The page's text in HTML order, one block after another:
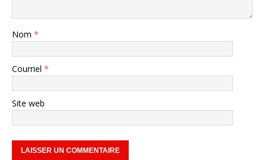
Nom *
Courriel *
Site web